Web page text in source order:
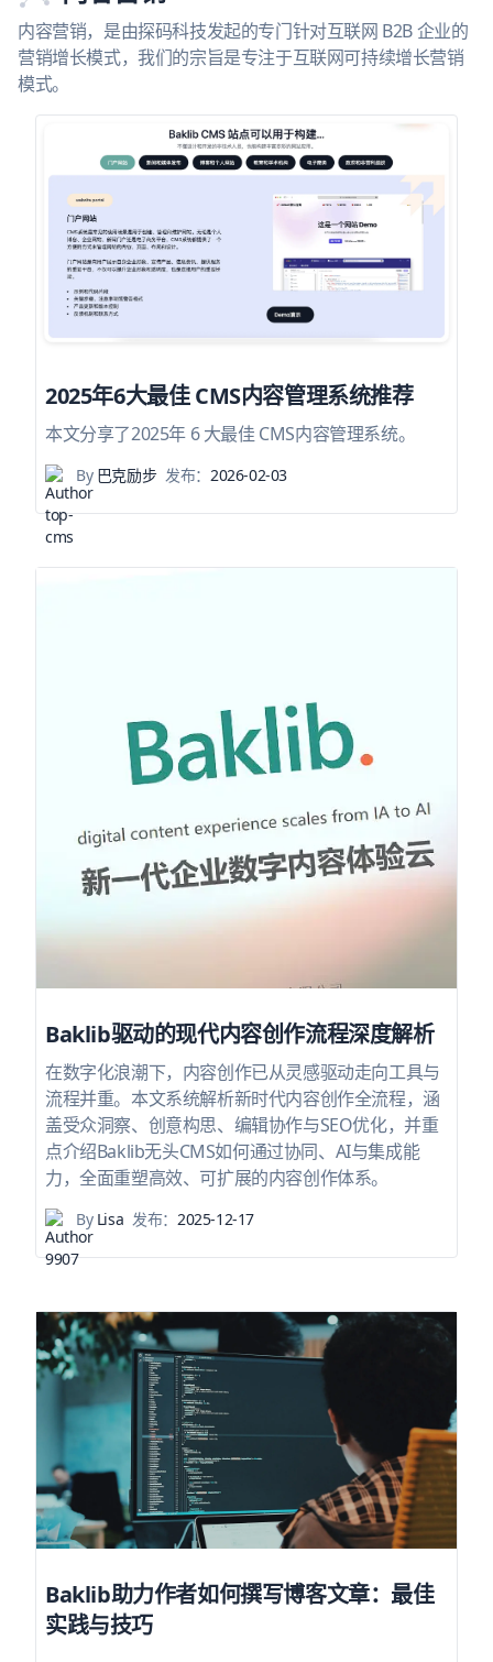
内容营销，是由探码科技发起的专门针对互联网 B2B 企业的
营销增长模式，我们的宗旨是专注于互联网可持续增长营销
模式。
2025年6大最佳 CMS内容管理系统推荐
本文分享了2025年 6 大最佳 CMS内容管理系统。
By巴克励步 发布：2026-02-03
Baklib驱动的现代内容创作流程深度解析
在数字化浪潮下，内容创作已从灵感驱动走向工具与
流程并重。本文系统解析新时代内容创作全流程，涵
盖受众洞察、创意构思、编辑协作与SEO优化，并重
点介绍Baklib无头CMS如何通过协同、AI与集成能
力，全面重塑高效、可扩展的内容创作体系。
ByLisa 发布：2025-12-17
Baklib助力作者如何撰写博客文章：最佳
实践与技巧